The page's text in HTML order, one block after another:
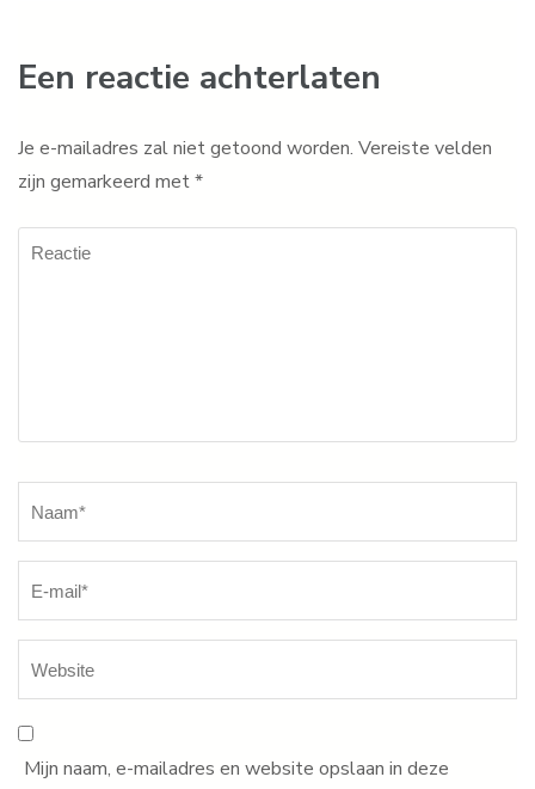
Een reactie achterlaten
Je e-mailadres zal niet getoond worden. Vereiste velden
zijn gemarkeerd met*
Reactie
Mijn naam, e-mailadres en website opslaan in deze